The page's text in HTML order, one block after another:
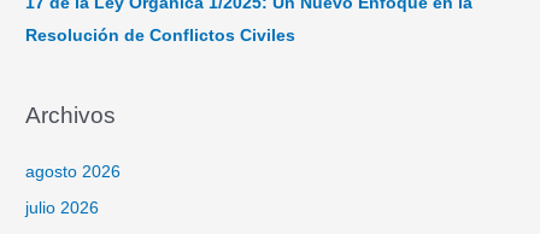
Resolución de Conflictos Civiles
Archivos
agosto 2026
julio 2026